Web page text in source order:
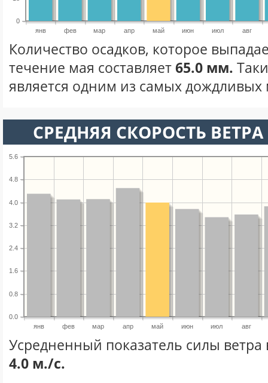
янв фев мар апр май июн июл авг
0
Количество осадков, которое
течение мая составляет65.0 мм.
является одним из самых дождливых
СРЕДНЯЯ СКОРОСТЬ
янв фев мар апр май июн июл авг
0.0
0.8
1.6
2.4
3.2
4.0
4.8
5.6
Усредненный показатель силы ветра
4.0 м./с.